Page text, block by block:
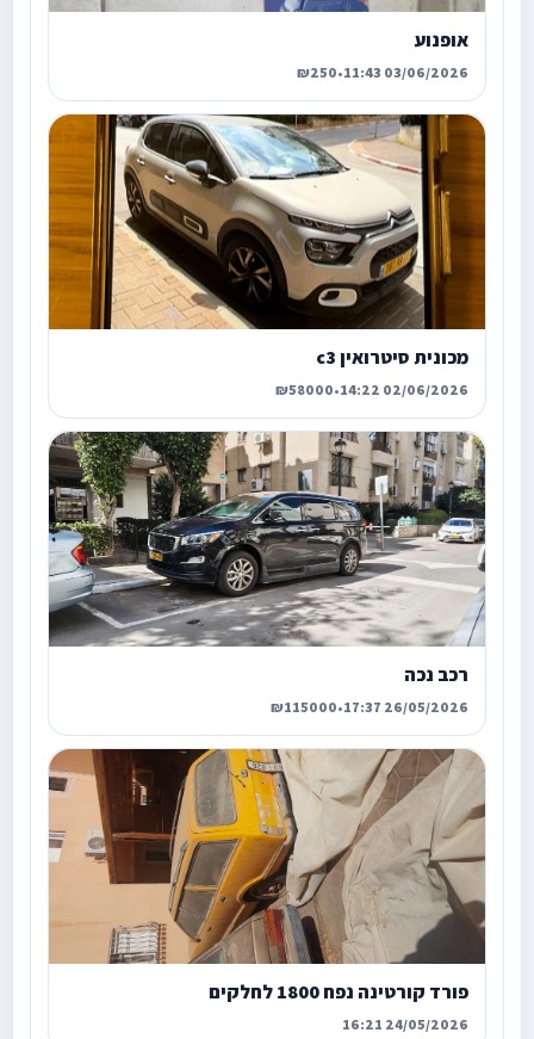
אופנוע
03/06/2026 11:43
•
₪250
מכונית סיטרואין c3
02/06/2026 14:22
•
₪58000
רכב נכה
26/05/2026 17:37
•
₪115000
פורד קורטינה נפח 1800 לחלקים
24/05/2026 16:21